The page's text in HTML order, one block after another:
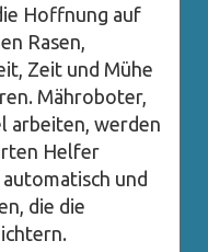
Hoffnung auf
Rasen,
Zeit und Mühe
Mähroboter,
arbeiten, werden
Helfer
und
die die